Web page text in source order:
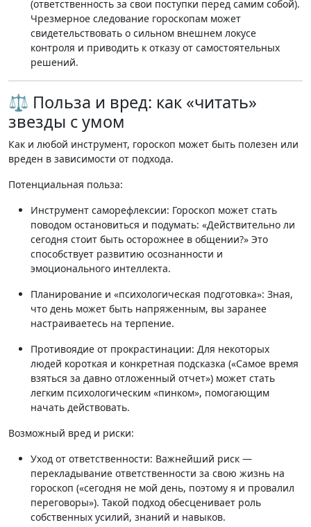
(ответственность за свои поступки перед самим собой).
Чрезмерное следование гороскопам может
свидетельствовать о сильном внешнем локусе
контроля и приводить к отказу от самостоятельных
решений.
⚖️ Польза и вред: как «читать»
звезды с умом
Как и любой инструмент, гороскоп может быть полезен или
вреден в зависимости от подхода.
Потенциальная польза:
Инструмент саморефлексии: Гороскоп может стать
поводом остановиться и подумать: «Действительно ли
сегодня стоит быть осторожнее в общении?» Это
способствует развитию осознанности и
эмоционального интеллекта.
Планирование и «психологическая подготовка»: Зная,
что день может быть напряженным, вы заранее
настраиваетесь на терпение.
Противоядие от прокрастинации: Для некоторых
людей короткая и конкретная подсказка («Самое время
взяться за давно отложенный отчет») может стать
легким психологическим «пинком», помогающим
начать действовать.
Возможный вред и риски:
Уход от ответственности: Важнейший риск —
перекладывание ответственности за свою жизнь на
гороскоп («сегодня не мой день, поэтому я и провалил
переговоры»). Такой подход обесценивает роль
собственных усилий, знаний и навыков.